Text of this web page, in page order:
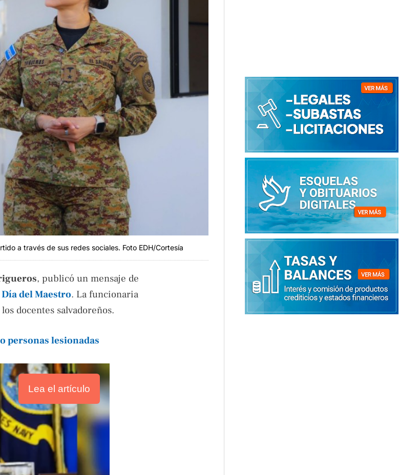
a través de sus redes sociales. Foto EDH/Cortesía
, publicó un mensaje de
Día del Maestro. La funcionaria
docentes salvadoreños.
personas lesionadas
Lea el artículo